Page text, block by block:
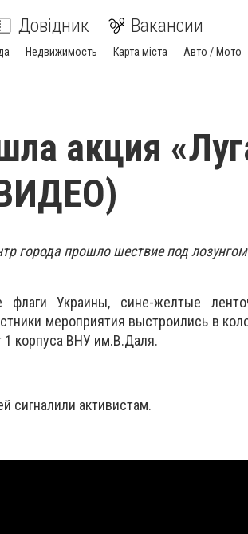
Довідник Вакансии
Недвижимость Карта міста Авто / Мото
акция
города прошло шествие под
Украины, сине-желтые
мероприятия выстроились в
1 корпуса ВНУ им.В.Даля.
сигналили активистам.